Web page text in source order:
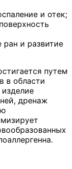
и отек;
и развитие
путем
в области
дренаж